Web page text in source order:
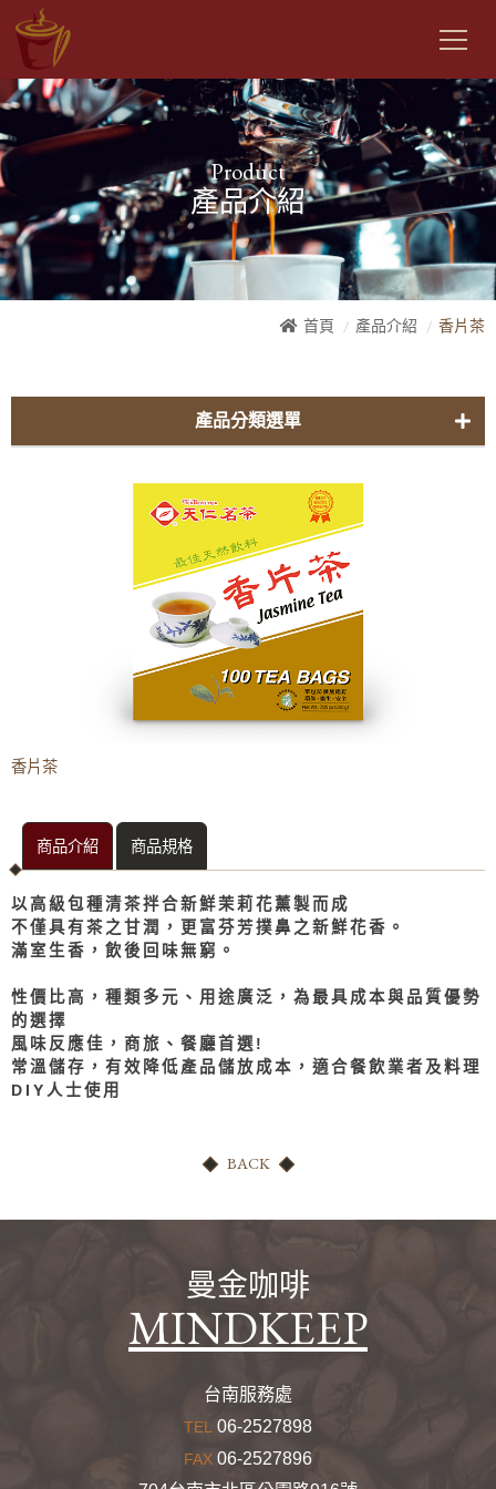
Product
產品介紹
首頁 產品介紹 香片茶
產品分類選單
香片茶
香片茶
商品介紹 商品規格
以高級包種清茶拌合新鮮茉莉花薰製而成
不僅具有茶之甘潤，更富芬芳撲鼻之新鮮花香。
滿室生香，飲後回味無窮。
性價比高，種類多元、用途廣泛，為最具成本與品質優勢
的選擇
風味反應佳，商旅、餐廳首選!
常溫儲存，有效降低產品儲放成本，適合餐飲業者及料理
DIY人士使用
BACK
台南服務處
TEL 06-2527898
FAX 06-2527896
曼金咖啡
MINDKEEP